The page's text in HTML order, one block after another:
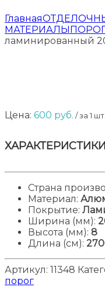
Главная
МАТЕРИАЛЫ
ламинированный
Цена: 600 руб. / за 1 шт.
Страна
Материал:
Покрытие:
Ширина (мм):
Высота (мм): 8
Длина (см):
Артикул: 11348
порог